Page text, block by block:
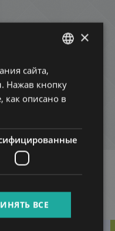
ENGLISH
HUNGARIAN
FRENCH
ARABIC
×
сайта,
Нажав кнопку
как описано в
ВСЕ